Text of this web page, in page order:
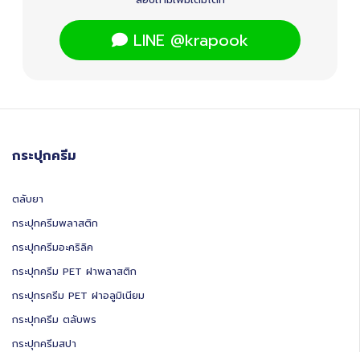
LINE @krapook
กระปุกครีม
ตลับยา
กระปุกครีมพลาสติก
กระปุกครีมอะคริลิค
กระปุกครีม PET ฝาพลาสติก
กระปุกรครีม PET ฝาอลูมิเนียม
กระปุกครีม ตลับพร
กระปุกครีมสปา